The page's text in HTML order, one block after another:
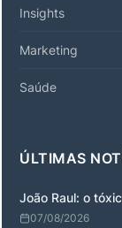
Insights
Marketing
Saúde
ÚLTIMAS
João Raul: o
07/08/2026